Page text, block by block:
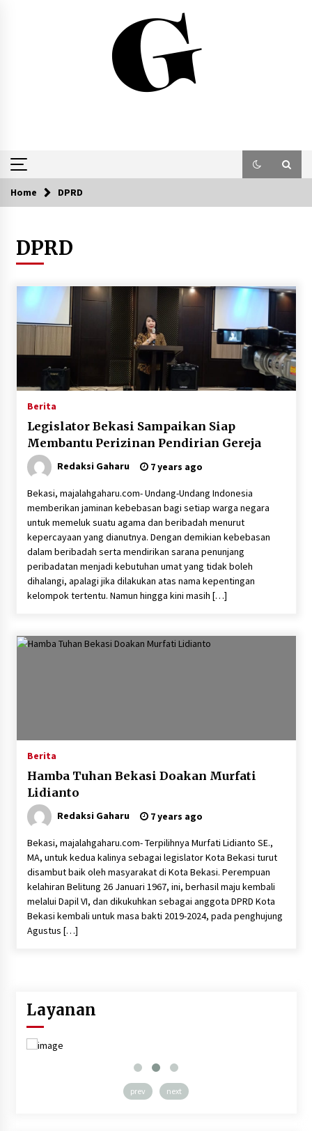
Home DPRD
DPRD
Berita
Legislator Bekasi Sampaikan Siap
Membantu Perizinan Pendirian Gereja
Redaksi Gaharu 7 years ago
Bekasi, majalahgaharu.com- Undang-Undang Indonesia
memberikan jaminan kebebasan bagi setiap warga negara
untuk memeluk suatu agama dan beribadah menurut
kepercayaan yang dianutnya. Dengan demikian kebebasan
dalam beribadah serta mendirikan sarana penunjang
peribadatan menjadi kebutuhan umat yang tidak boleh
dihalangi, apalagi jika dilakukan atas nama kepentingan
kelompok tertentu. Namun hingga kini masih […]
Berita
Hamba Tuhan Bekasi Doakan Murfati
Lidianto
Redaksi Gaharu 7 years ago
Bekasi, majalahgaharu.com- Terpilihnya Murfati Lidianto SE.,
MA, untuk kedua kalinya sebagai legislator Kota Bekasi turut
disambut baik oleh masyarakat di Kota Bekasi. Perempuan
kelahiran Belitung 26 Januari 1967, ini, berhasil maju kembali
melalui Dapil VI, dan dikukuhkan sebagai anggota DPRD Kota
Bekasi kembali untuk masa bakti 2019-2024, pada penghujung
Agustus […]
Layanan
prev next